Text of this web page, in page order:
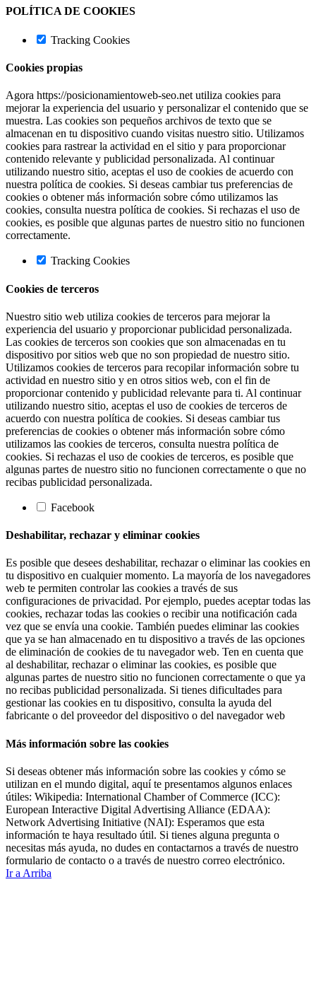
POLÍTICA DE COOKIES
Tracking Cookies
Cookies propias
Agora https://posicionamientoweb-seo.net utiliza cookies para
mejorar la experiencia del usuario y personalizar el contenido que se
muestra. Las cookies son pequeños archivos de texto que se
almacenan en tu dispositivo cuando visitas nuestro sitio. Utilizamos
cookies para rastrear la actividad en el sitio y para proporcionar
contenido relevante y publicidad personalizada. Al continuar
utilizando nuestro sitio, aceptas el uso de cookies de acuerdo con
nuestra política de cookies. Si deseas cambiar tus preferencias de
cookies o obtener más información sobre cómo utilizamos las
cookies, consulta nuestra política de cookies. Si rechazas el uso de
cookies, es posible que algunas partes de nuestro sitio no funcionen
correctamente.
Tracking Cookies
Cookies de terceros
Nuestro sitio web utiliza cookies de terceros para mejorar la
experiencia del usuario y proporcionar publicidad personalizada.
Las cookies de terceros son cookies que son almacenadas en tu
dispositivo por sitios web que no son propiedad de nuestro sitio.
Utilizamos cookies de terceros para recopilar información sobre tu
actividad en nuestro sitio y en otros sitios web, con el fin de
proporcionar contenido y publicidad relevante para ti. Al continuar
utilizando nuestro sitio, aceptas el uso de cookies de terceros de
acuerdo con nuestra política de cookies. Si deseas cambiar tus
preferencias de cookies o obtener más información sobre cómo
utilizamos las cookies de terceros, consulta nuestra política de
cookies. Si rechazas el uso de cookies de terceros, es posible que
algunas partes de nuestro sitio no funcionen correctamente o que no
recibas publicidad personalizada.
Facebook
Deshabilitar, rechazar y eliminar cookies
Es posible que desees deshabilitar, rechazar o eliminar las cookies en
tu dispositivo en cualquier momento. La mayoría de los navegadores
web te permiten controlar las cookies a través de sus
configuraciones de privacidad. Por ejemplo, puedes aceptar todas las
cookies, rechazar todas las cookies o recibir una notificación cada
vez que se envía una cookie. También puedes eliminar las cookies
que ya se han almacenado en tu dispositivo a través de las opciones
de eliminación de cookies de tu navegador web. Ten en cuenta que
al deshabilitar, rechazar o eliminar las cookies, es posible que
algunas partes de nuestro sitio no funcionen correctamente o que ya
no recibas publicidad personalizada. Si tienes dificultades para
gestionar las cookies en tu dispositivo, consulta la ayuda del
fabricante o del proveedor del dispositivo o del navegador web
Más información sobre las cookies
Si deseas obtener más información sobre las cookies y cómo se
utilizan en el mundo digital, aquí te presentamos algunos enlaces
útiles: Wikipedia: International Chamber of Commerce (ICC):
European Interactive Digital Advertising Alliance (EDAA):
Network Advertising Initiative (NAI): Esperamos que esta
información te haya resultado útil. Si tienes alguna pregunta o
necesitas más ayuda, no dudes en contactarnos a través de nuestro
formulario de contacto o a través de nuestro correo electrónico.
Ir a Arriba